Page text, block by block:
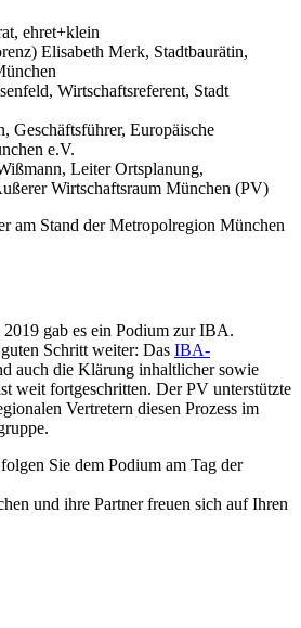
ehret+klein
Elisabeth Merk, Stadtbaurätin,
Wirtschaftsreferent, Stadt
Geschäftsführer, Europäische
e.V.
Leiter Ortsplanung,
Wirtschaftsraum München (PV)
am Stand der Metropolregion München
gab es ein Podium zur IBA.
Schritt weiter: Das IBA-
auch die Klärung inhaltlicher sowie
weit fortgeschritten. Der PV unterstützte
Vertretern diesen Prozess im
Sie dem Podium am Tag der
und ihre Partner freuen sich auf Ihren